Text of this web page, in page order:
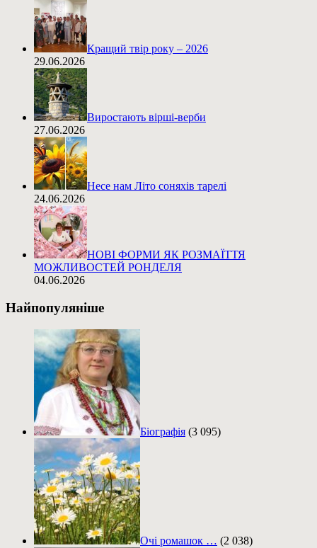
Кращий твір року – 2026
29.06.2026
Виростають вірші-верби
27.06.2026
Несе нам Літо соняхів тарелі
24.06.2026
НОВІ ФОРМИ ЯК РОЗМАЇТТЯ
МОЖЛИВОСТЕЙ РОНДЕЛЯ
04.06.2026
Найпопуляніше
Біографія (3 095)
Очі ромашок … (2 038)